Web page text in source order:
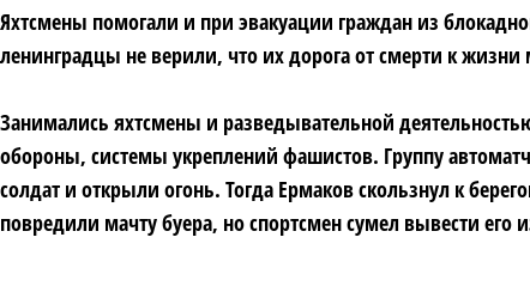
Яхтсмены помогали и при эвакуации граждан из
ленинградцы не верили, что их дорога от смерти к
Занимались яхтсмены и разведывательной
обороны, системы укреплений фашистов. Группу
солдат и открыли огонь. Тогда Ермаков скользнул к
повредили мачту буера, но спортсмен сумел вывести